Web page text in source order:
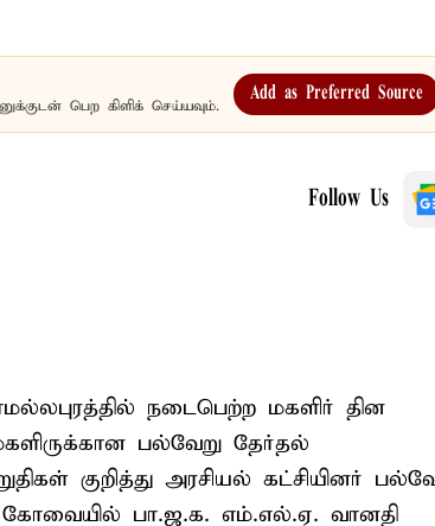
பெற கிளிக் செய்யவும்.
Add as Preferred Source
Follow Us
நடைபெற்ற மகளிர் தின
பல்வேறு தேர்தல்
குறித்து அரசியல் கட்சியினர்
கோவையில் பா.ஜ.க. எம்.எல்.ஏ. வானதி